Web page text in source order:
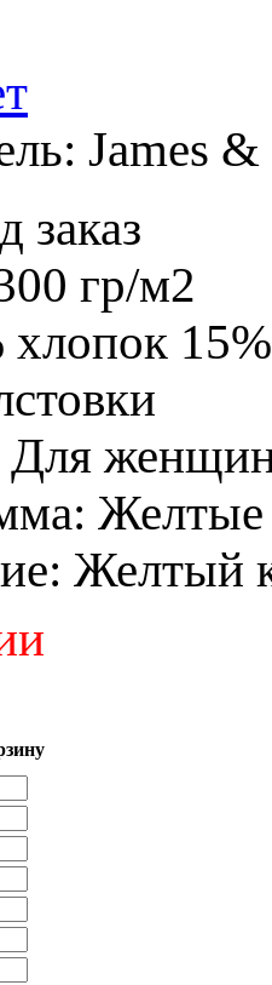
James
заказ
гр/м2
хлопок
Для
: Желтые
: Желтый